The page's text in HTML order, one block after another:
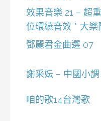
效果音樂 21 – 超
位環繞音效 * 大
鄧麗君金曲選 07
謝采妘 – 中國小
咱的歌14台灣歌